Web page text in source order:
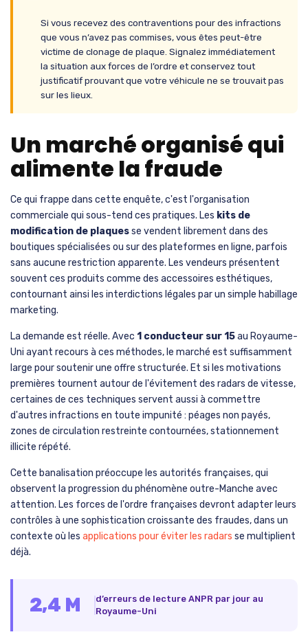
Si vous recevez des contraventions pour des infractions
que vous n’avez pas commises, vous êtes peut-être
victime de clonage de plaque. Signalez immédiatement
la situation aux forces de l’ordre et conservez tout
justificatif prouvant que votre véhicule ne se trouvait pas
sur les lieux.
Un marché organisé qui
alimente la fraude
Ce qui frappe dans cette enquête, c'est l'organisation
commerciale qui sous-tend ces pratiques. Les kits de
modification de plaquesse vendent librement dans des
boutiques spécialisées ou sur des plateformes en ligne, parfois
sans aucune restriction apparente. Les vendeurs présentent
souvent ces produits comme des accessoires esthétiques,
contournant ainsi les interdictions légales par un simple habillage
marketing.
La demande est réelle. Avec 1 conducteur sur 15au Royaume-
Uni ayant recours à ces méthodes, le marché est suffisamment
large pour soutenir une offre structurée. Et si les motivations
premières tournent autour de l'évitement des radars de vitesse,
certaines de ces techniques servent aussi à commettre
d'autres infractions en toute impunité : péages non payés,
zones de circulation restreinte contournées, stationnement
illicite répété.
Cette banalisation préoccupe les autorités françaises, qui
observent la progression du phénomène outre-Manche avec
attention. Les forces de l'ordre françaises devront adapter leurs
contrôles à une sophistication croissante des fraudes, dans un
contexte où les applications pour éviter les radars se multiplient
déjà.
2,4 M
d’erreurs de lecture ANPR par jour au
Royaume-Uni